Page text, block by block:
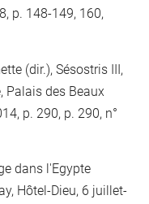
p. 148-149, 160,
(dir.), Sésostris III,
Palais des Beaux
p. 290, p. 290, n°
dans l'Egypte
Hôtel-Dieu, 6 juillet-